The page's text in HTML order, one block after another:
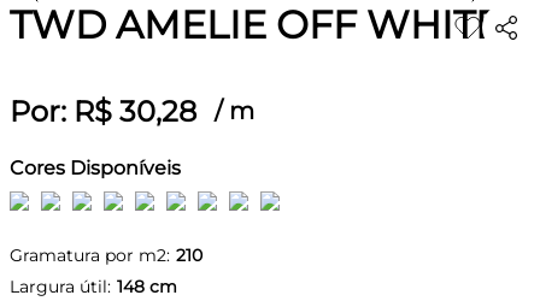
TWD AMELIE OFF WHITE
Por: R$ 30,28 / m
Cores Disponíveis
Gramatura por m2: 210
Largura útil: 148 cm